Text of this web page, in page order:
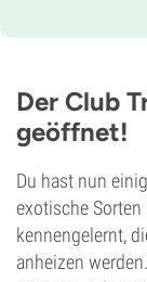
10-11
CBD
Gering
Der Club
geöffnet!
Du hast nun
exotische
kennengelernt,
anheizen